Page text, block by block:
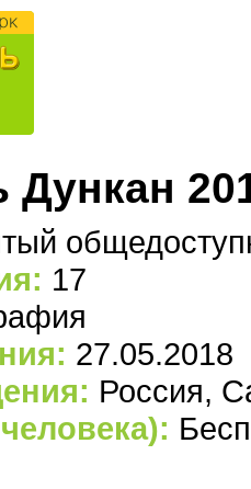
Дункан
17
27.05.2018
Россия,